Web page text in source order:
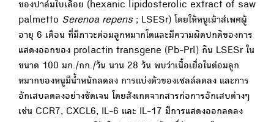
ของปาล์มใบเลื่อย (hexanic lipidosterolic extract of saw
palmetto Serenoa repens ; LSESr) โดยให้หนูเม้าส์เพศผู้
อายุ 6 เดือน ที่มีภาวะต่อมลูกหมากโตและมีความผิดปกติของการ
แสดงออกของ prolactin transgene (Pb-Prl) กิน LSESr ใน
ขนาด 100 มก./กก./วัน นาน 28 วัน พบว่าเนื้อเยื่อในต่อมลูก
หมากของหนูมีน้ำหนักลดลง การแบ่งตัวของเซลล์ลดลง และการ
อักเสบลดลงอย่างชัดเจน โดยสังเกตจากสารก่อการอักเสบต่างๆ
เช่น CCR7, CXCL6, IL-6 และ IL-17 มีการแสดงออกลดลง